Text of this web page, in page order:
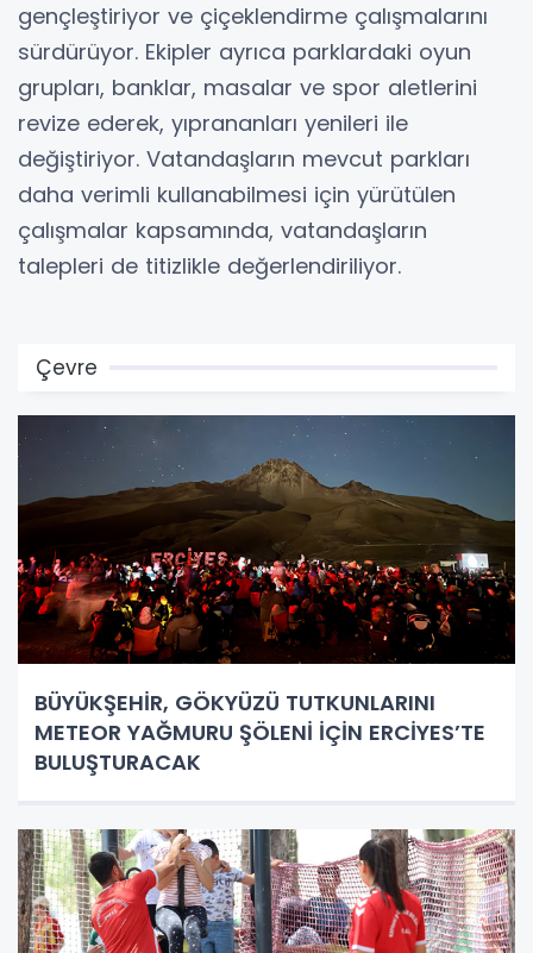
gençleştiriyor ve çiçeklendirme çalışmalarını
sürdürüyor. Ekipler ayrıca parklardaki oyun
grupları, banklar, masalar ve spor aletlerini
revize ederek, yıprananları yenileri ile
değiştiriyor. Vatandaşların mevcut parkları
daha verimli kullanabilmesi için yürütülen
çalışmalar kapsamında, vatandaşların
talepleri de titizlikle değerlendiriliyor.
Çevre
BÜYÜKŞEHİR, GÖKYÜZÜ TUTKUNLARINI
METEOR YAĞMURU ŞÖLENİ İÇİN ERCİYES’TE
BULUŞTURACAK